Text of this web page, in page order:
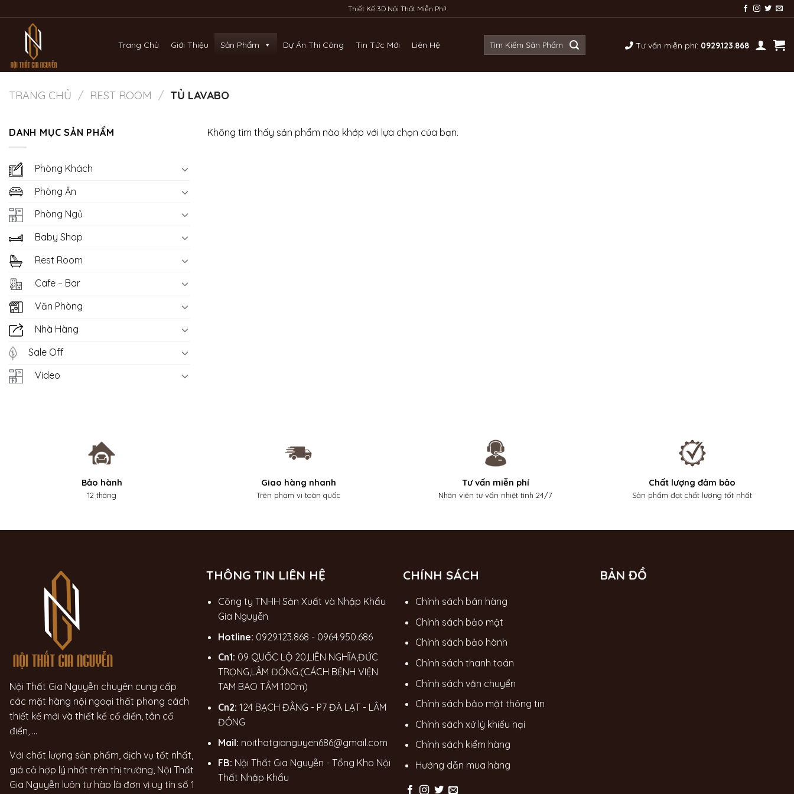
qua
Thiết Kế 3D Nội Thất Miễn Phí!
Trang Chủ Giới Thiệu Sản Phẩm Dự Án Thi Công Tin Tức Mới Liên Hệ Tư vấn miễn phí: 0929.123.868
TRANG CHỦ / REST ROOM / TỦ LAVABO
DANH MỤC SẢN PHẨM
Phòng Khách
Phòng Ăn
Phòng Ngủ
Baby Shop
Rest Room
Cafe – Bar
Văn Phòng
Nhà Hàng
Sale Off
Video
Không tìm thấy sản phẩm nào khớp với lựa chọn của bạn.
Bảo hành
12 tháng
Giao hàng nhanh
Trên phạm vi toàn quốc
Tư vấn miễn phí
Nhân viên tư vấn nhiệt tình 24/7
Chất lượng đảm bảo
Sản phẩm đạt chất lượng tốt nhất
Nội Thất Gia Nguyễn chuyên cung cấp
các mặt hàng nội ngoại thất phong cách
thiết kế mới và thiết kế cổ điển, tân cổ
điển, ...
Với chất lượng sản phẩm, dịch vụ tốt nhất,
giá cả hợp lý nhất trên thị trường, Nội Thất
Gia Nguyễn luôn tự hào là đơn vị uy tín số 1
THÔNG TIN LIÊN HỆ
Công ty TNHH Sản Xuất và Nhập Khẩu
Gia Nguyễn
Hotline: 0929.123.868 - 0964.950.686
Cn1: 09 QUỐC LỘ 20,LIÊN NGHĨA,ĐỨC
TRỌNG,LÂM ĐỒNG.(CÁCH BỆNH VIỆN
TAM BAO TẦM 100m)
Cn2: 124 BẠCH ĐẰNG - P7 ĐÀ LẠT - LÂM
ĐỒNG
Mail: noithatgianguyen686@gmail.com
FB: Nội Thất Gia Nguyễn - Tổng Kho Nội
Thất Nhập Khẩu
CHÍNH SÁCH
Chính sách bán hàng
Chính sách bảo mật
Chính sách bảo hành
Chính sách thanh toán
Chính sách vận chuyển
Chính sách bảo mật thông tin
Chính sách xử lý khiếu nại
Chính sách kiểm hàng
Hướng dẫn mua hàng
BẢN ĐỒ